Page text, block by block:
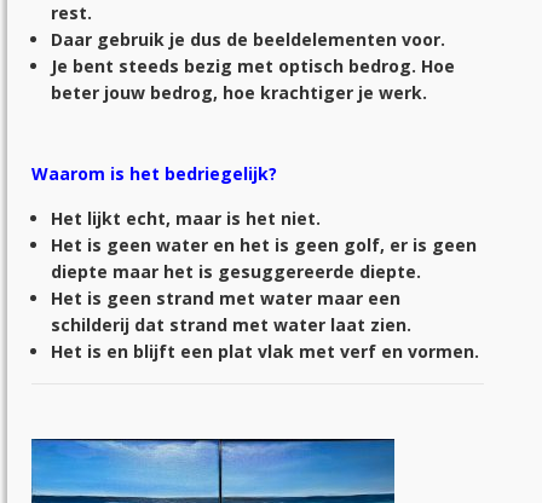
rest.
Daar gebruik je dus de beeldelementen voor.
Je bent steeds bezig met optisch bedrog. Hoe
beter jouw bedrog, hoe krachtiger je werk.
Waarom is het bedriegelijk?
Het lijkt echt, maar is het niet.
Het is geen water en het is geen golf, er is geen
diepte maar het is gesuggereerde diepte.
Het is geen strand met water maar een
schilderij dat strand met water laat zien.
Het is en blijft een plat vlak met verf en vormen.